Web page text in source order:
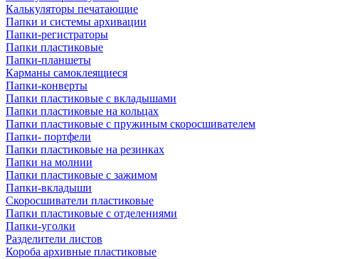
Калькуляторы печатающие
Папки и системы архивации
Папки-регистраторы
Папки пластиковые
Папки-планшеты
Карманы самоклеящиеся
Папки-конверты
Папки пластиковые с вкладышами
Папки пластиковые на кольцах
Папки пластиковые с пружиным скоросшивателем
Папки- портфели
Папки пластиковые на резинках
Папки на молнии
Папки пластиковые с зажимом
Папки-вкладыши
Скоросшиватели пластиковые
Папки пластиковые с отделениями
Папки-уголки
Разделители листов
Короба архивные пластиковые